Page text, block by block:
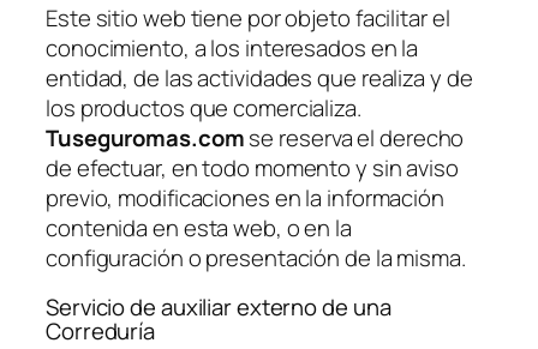
Este sitio web tiene por objeto facilitar el
conocimiento, a los interesados en la
entidad, de las actividades que realiza y de
los productos que comercializa.
Tuseguromas.comse reserva el derecho
de efectuar, en todo momento y sin aviso
previo, modificaciones en la información
contenida en esta web, o en la
configuración o presentación de la misma.
Servicio de auxiliar externo de una
Correduría